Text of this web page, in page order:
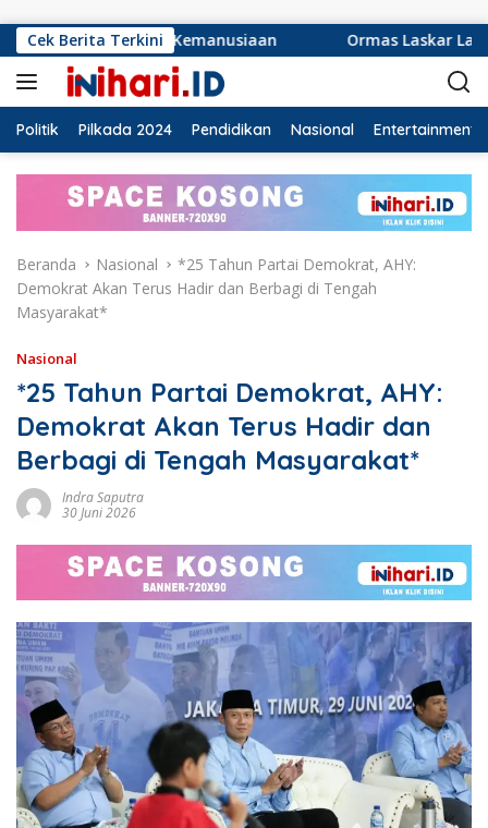
Cek Berita TerkiniOrmas Laskar Lampung dan Grib jaya
Politik Pilkada 2024 Pendidikan Nasional Entertainment
Beranda Nasional
*25 Tahun Partai Demokrat, AHY:
Demokrat Akan Terus Hadir dan Berbagi di Tengah
Masyarakat*
Nasional
*25 Tahun Partai Demokrat, AHY:
Demokrat Akan Terus Hadir dan
Berbagi di Tengah Masyarakat*
Indra Saputra
30 Juni 2026